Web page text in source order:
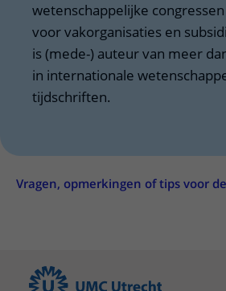
wetenschappelijke
voor vakorganisaties en
is (mede-) auteur van meer
in internationale
tijdschriften.
Vragen, opmerkingen of tips voor